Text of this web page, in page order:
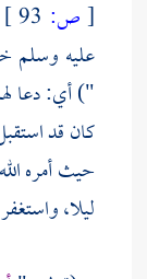
[ص:
عليه وسلم
") أي: دعا
كان قد
حيث أمره
ليلا،